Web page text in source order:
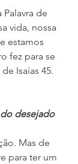
de
vida, nossa
estamos
fez para se
Isaías 45.
desejado
Mas de
para ter um